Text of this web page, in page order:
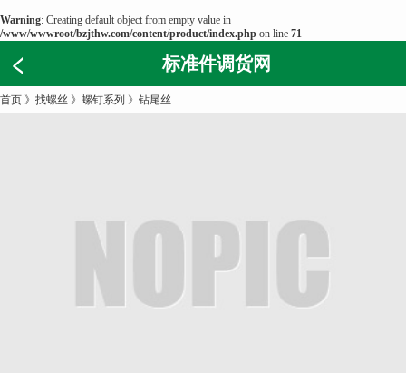
Warning: Creating default object from empty value in
/www/wwwroot/bzjthw.com/content/product/index.php on line 71
标准件调货网
首页 》 找螺丝 》 螺钉系列 》 钻尾丝